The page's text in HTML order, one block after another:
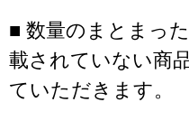
■ 数量のまとまっ
載されていない商
ていただきます。